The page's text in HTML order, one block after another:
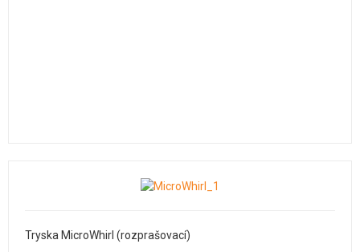
Tryska MicroWhirl (rozprašovací)